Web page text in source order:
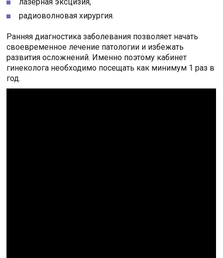
радиоволновая хирургия.
Ранняя диагностика заболевания позволяет начать
своевременное лечение патологии и избежать
развития осложнений. Именно поэтому кабинет
гинеколога необходимо посещать как минимум 1 раз в
год.